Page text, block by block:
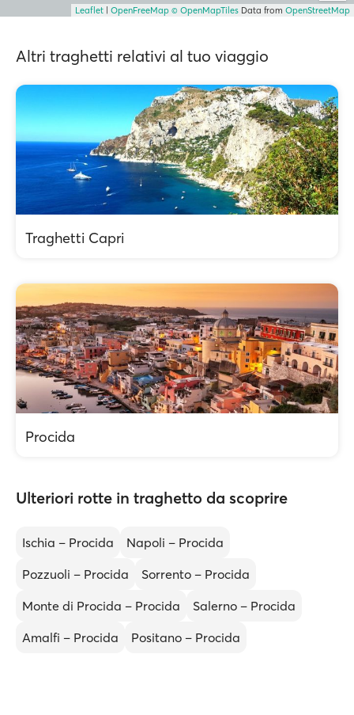
Leaflet OpenFreeMap © OpenMapTiles Data from OpenStreetMap
Altri traghetti relativi al tuo viaggio
Traghetti Capri
Procida
Ulteriori rotte in traghetto da scoprire
Ischia – Procida
Napoli – Procida
Pozzuoli – Procida
Sorrento – Procida
Monte di Procida – Procida
Salerno – Procida
Amalfi – Procida
Positano – Procida